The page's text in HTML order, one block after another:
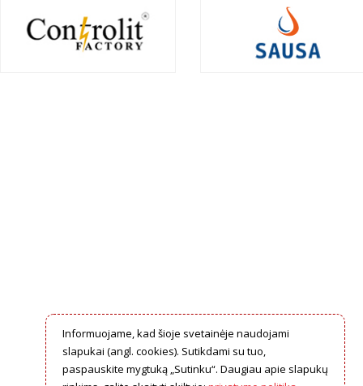
Informuojame, kad šioje svetainėje naudojami
slapukai (angl. cookies). Sutikdami su tuo,
paspauskite mygtuką „Sutinku“. Daugiau apie slapukų